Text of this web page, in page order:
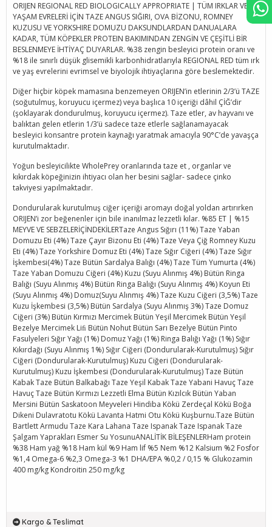
ORIJEN REGIONAL RED BIOLOGICALLY APPROPRIATE | TÜM IRKLAR VE
YAŞAM EVRELERİ İÇİN TAZE ANGUS SIĞIRI, OVA BİZONU, ROMNEY
KUZUSU VE YORKSHIRE DOMUZU DAKSUNDLARDAN DANUALARA
KADAR, TÜM KÖPEKLER PROTEIN BAKIMINDAN ZENGİN VE ÇEŞİTLİ BİR
BESLENMEYE İHTİYAÇ DUYARLAR. %38 zengin besleyici protein oranı ve
%18 ile sınırlı düşük glisemikli karbonhidratlarıyla REGIONAL RED tüm ırk
ve yaş evrelerini evrimsel ve biyolojik ihtiyaçlarına göre beslemektedir.
Diğer hiçbir köpek mamasına benzemeyen ORIJEN’in etlerinin 2/3’ü TAZE
(soğutulmuş, koruyucu içermez) veya başlıca 10 içeriği dâhil ÇİĞ’dir
(şoklayarak dondurulmuş, koruyucu içermez). Taze etler, av hayvanı ve
balıktan gelen etlerin 1/3’ü sadece taze etlerle sağlanamayacak
besleyici konsantre protein kaynağı yaratmak amacıyla 90°C’de yavaşça
kurutulmaktadır.
Yoğun besleyicilikte WholePrey oranlarında taze et , organlar ve
kıkırdak köpeğinizin ihtiyacı olan her besini sağlar- sadece çinko
takviyesi yapılmaktadır.
Dondurularak kurutulmuş ciğer içeriği aromayı doğal yoldan artırırken
ORIJEN’i zor beğenenler için bile inanılmaz lezzetli kılar. %85 ET | %15
MEYVE VE SEBZELERİÇİNDEKİLERTaze Angus Sığırı (11%) Taze Yaban
Domuzu Eti (4%) Taze Çayır Bizonu Eti (4%) Taze Veya Çiğ Romney Kuzu
Eti (4%) Taze Yorkshire Domuz Eti (4%) Taze Sığır Ciğeri (4%) Taze Sığır
İşkembesi(4%) Taze Bütün Sardalya Balığı (4%) Taze Tüm Yumurta (4%)
Taze Yaban Domuzu Ciğeri (4%) Kuzu (Suyu Alınmış 4%) Bütün Ringa
Balığı (Suyu Alınmış 4%) Bütün Ringa Balığı (Suyu Alınmış 4%) Koyun Eti
(Suyu Alınmış 4%) Domuz(Suyu Alınmış 4%) Taze Kuzu Ciğeri (3,5%) Taze
Kuzu İşkembesi (3,5%) Bütün Sardalya (Suyu Alınmış 3%) Taze Domuz
Ciğeri (3%) Bütün Kırmızı Mercimek Bütün Yeşil Mercimek Bütün Yeşil
Bezelye Mercimek Liﬁ Bütün Nohut Bütün Sarı Bezelye Bütün Pinto
Fasulyeleri Sığır Yağı (1%) Domuz Yağı (1%) Ringa Balığı Yağı (1%) Sığır
Kıkırdağı (Suyu Alınmış 1%) Sığır Ciğeri (Dondurularak-Kurutulmuş) Sığır
Ciğeri (Dondurularak-Kurutulmuş) Kuzu Ciğeri (Dondurularak-
Kurutulmuş) Kuzu İşkembesi (Dondurularak-Kurutulmuş) Taze Bütün
Kabak Taze Bütün Balkabağı Taze Yeşil Kabak Taze Yabani Havuç Taze
Havuç Taze Bütün Kırmızı Lezzetli Elma Bütün Kızılcık Bütün Yaban
Mersini Bütün Saskatoon Meyveleri Hindiba Kökü Zerdeçal Kökü Boğa
Dikeni Dulavratotu Kökü Lavanta Hatmi Otu Kökü Kuşburnu.Taze Bütün
Bartlett Armudu Taze Kara Lahana Taze Ispanak Taze Ispanak Taze
Şalgam Yaprakları Esmer Su YosunuANALİTİK BİLEŞENLERHam protein
%38 Ham yağ %18 Ham kül %9 Ham lif %5 Nem %12 Kalsium %2 Fosfor
%1,4 Omega-6 %2,3 Omega-3 %1 DHA/EPA %0,2 / 0,15 % Glukozamin
400 mg/kg Kondroitin 250 mg/kg
Kargo & Teslimat